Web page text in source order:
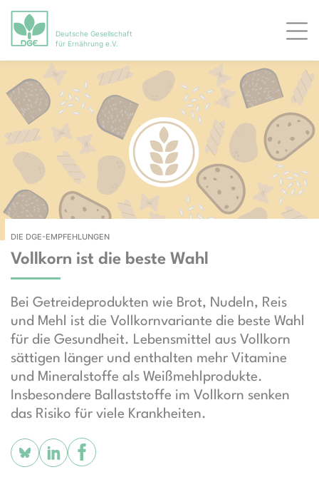
Deutsche Gesellschaft
für Ernährung e.V.
DIE DGE-EMPFEHLUNGEN
Vollkorn ist die beste Wahl
Bei Getreideprodukten wie Brot, Nudeln, Reis
und Mehl ist die Vollkornvariante die beste Wahl
für die Gesundheit. Lebensmittel aus Vollkorn
sättigen länger und enthalten mehr Vitamine
und Mineralstoffe als Weißmehlprodukte.
Insbesondere Ballaststoffe im Vollkorn senken
das Risiko für viele Krankheiten.